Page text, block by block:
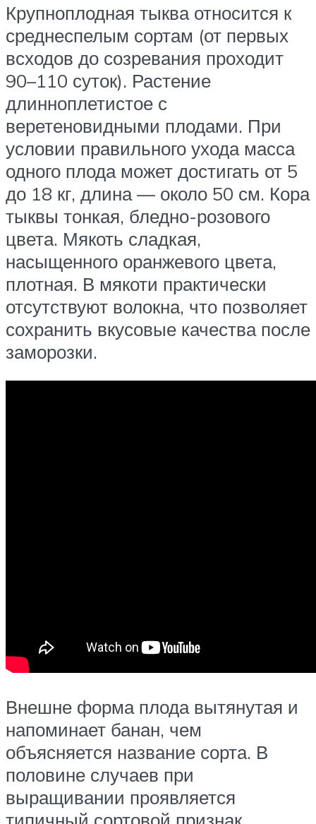
Крупноплодная тыква относится к
среднеспелым сортам (от первых
всходов до созревания проходит
90–110 суток). Растение
длинноплетистое с
веретеновидными плодами. При
условии правильного ухода масса
одного плода может достигать от 5
до 18 кг, длина — около 50 см. Кора
тыквы тонкая, бледно-розового
цвета. Мякоть сладкая,
насыщенного оранжевого цвета,
плотная. В мякоти практически
отсутствуют волокна, что позволяет
сохранить вкусовые качества после
заморозки.
Внешне форма плода вытянутая и
напоминает банан, чем
объясняется название сорта. В
половине случаев при
выращивании проявляется